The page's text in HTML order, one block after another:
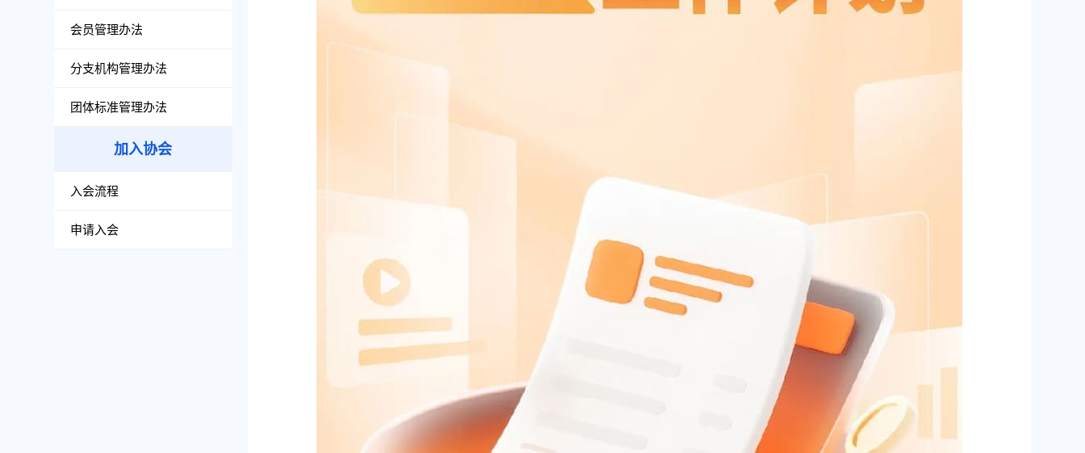
会员管理办法
分支机构管理办法
团体标准管理办法
加入协会
入会流程
申请入会